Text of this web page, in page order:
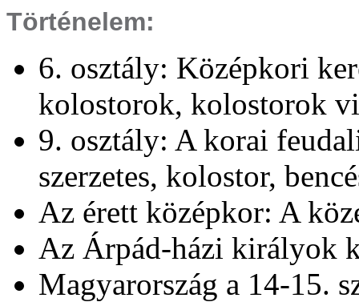
Történelem:
6. osztály: Középkori
kolostorok, kolostorok
9. osztály: A korai
szerzetes, kolostor,
Az érett középkor: A
Az Árpád-házi királyok
Magyarország a 14-15.